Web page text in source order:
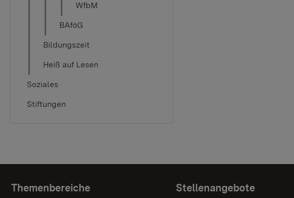
WfbM
BAföG
Bildungszeit
Heiß auf Lesen
Soziales
Stiftungen
Themenbereiche Stellenangebote